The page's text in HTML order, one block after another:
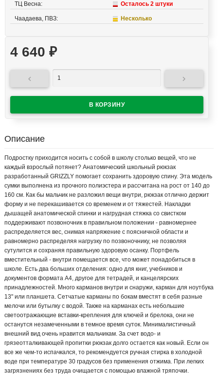
ТЦ Весна: Осталось 2 штуки
Чаадаева, ПВЗ: Несколько
4 640 ₽
 
Описание
Подростку приходится носить с собой в школу столько вещей, что не
каждый взрослый потянет? Анатомический школьный рюкзак
разработанный GRIZZLY помогает сохранить здоровую спину. Эта модель
сумки выполнена из прочного полиэстера и рассчитана на рост от 140 до
160 см. Как бы мальчик не разложил вещи внутри, рюкзак отлично держит
форму и не перекашивается со временем и от тяжестей. Накладки
дышащей анатомической спинки и нагрудная стяжка со свистком
поддерживают позвоночник в правильном положении - равномернее
распределяется вес, снимая напряжение с поясничной области и
равномерно распределяя нагрузку по позвоночнику, не позволяя
сутулится и сохраняя правильную здоровую осанку. Портфель
вместительный - внутри помещается все, что может понадобиться в
школе. Есть два больших отделения: одно для книг, учебников и
документов формата А4, другое для тетрадей, и канцелярских
принадлежностей. Много карманов внутри и снаружи, карман для ноутбука
13" или планшета. Сетчатые карманы по бокам вместят в себя разные
мелочи или бутылку с водой. Также на карманах есть небольшие
светоотражающие вставки-крепления для ключей и брелока, они не
останутся незамеченными в темное время суток. Минималистичный
внешний вид очень нравится мальчикам. За счет водо- и
грязеотталкивающей пропитки рюкзак долго остается как новый. Если он
все же чем-то испачкался, то рекомендуется ручная стирка в холодной
воде при температуре 30 градусов без применения отжима. При легких
загрязнениях без труда очищается с помощью влажной тряпочки.